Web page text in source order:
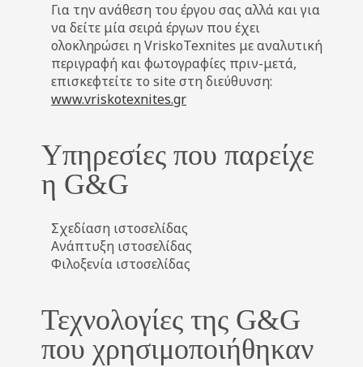
Για την ανάθεση του έργου σας αλλά και για
να δείτε μία σειρά έργων που έχει
ολοκληρώσει η VriskoTexnites με αναλυτική
περιγραφή και φωτογραφίες πριν-μετά,
επισκεφτείτε το site στη διεύθυνση:
www.vriskotexnites.gr
Υπηρεσίες που παρείχε
η G&G
Σχεδίαση ιστοσελίδας
Ανάπτυξη ιστοσελίδας
Φιλοξενία ιστοσελίδας
Τεχνολογίες της G&G
που χρησιμοποιήθηκαν